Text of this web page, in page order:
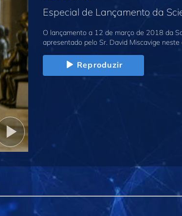
Especial de Lançamento da
O lançamento a 12 de março de 2018 da
apresentado pelo Sr. David Miscavige neste
Reproduzir